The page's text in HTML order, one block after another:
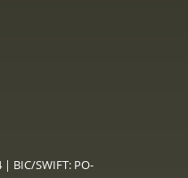
| BIC/SWIFT: PO-